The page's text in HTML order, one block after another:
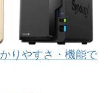
りやすさ・機能で